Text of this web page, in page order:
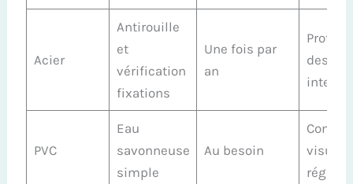
Acier
Antirouille
et
vérification
fixations
Une fois par
an
des
PVC
Eau
savonneuse
simple
Au besoin
visuel
régulier